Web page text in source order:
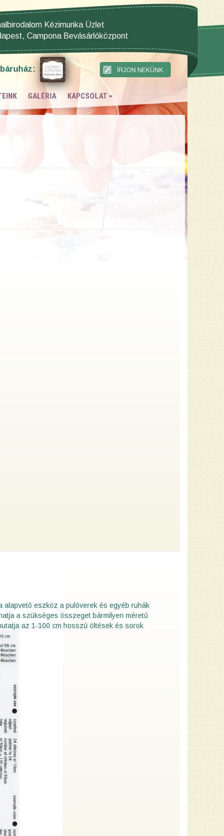
Kézimunka Üzlet
Campona Bevásárlóközpont
GALÉRIA KAPCSOLAT
alapvető eszköz a pulóverek és egyéb ruhák
a szükséges összeget bármilyen méretű
az 1-100 cm hosszú öltések és sorok